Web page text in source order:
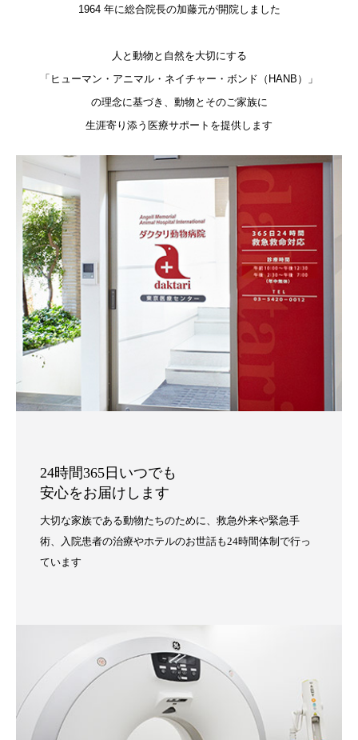
1964 年に総合院長の加藤元が開院しました
人と動物と自然を大切にする
「ヒューマン・アニマル・ネイチャー・ボンド（HANB）」
の理念に基づき、動物とそのご家族に
生涯寄り添う医療サポートを提供します
24時間365日いつでも
安心をお届けします
大切な家族である動物たちのために、救急外来や緊急手
術、入院患者の治療やホテルのお世話も24時間体制で行っ
ています